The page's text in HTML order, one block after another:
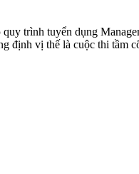
trình tuyển dụng
định vị thế là cuộc thi tầm